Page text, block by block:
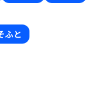
ふと